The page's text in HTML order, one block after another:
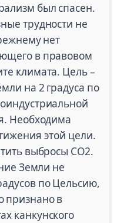
был спасен.
трудности не
нет
в правовом
климата. Цель –
на 2 градуса по
Необходима
этой цели.
выбросы CO2.
Земли не
по Цельсию,
признано в
канкунского